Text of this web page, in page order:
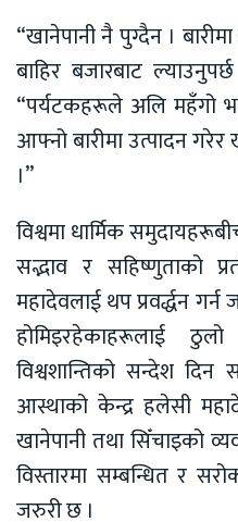
“खानेपानी नै पुग्दैन ।
बाहिर बजारबाट
“पर्यटकहरूले अलि महँगो
आफ्नो बारीमा उत्पादन
।”
विश्वमा धार्मिक
सद्भाव र सहिष्णुताको
महादेवलाई थप प्रवर्द्धन गर्न
होमिइरहेकाहरूलाई
विश्वशान्तिको सन्देश
आस्थाको केन्द्र हलेसी
खानेपानी तथा सिँचाइको
विस्तारमा सम्बन्धित र
जरुरी छ ।